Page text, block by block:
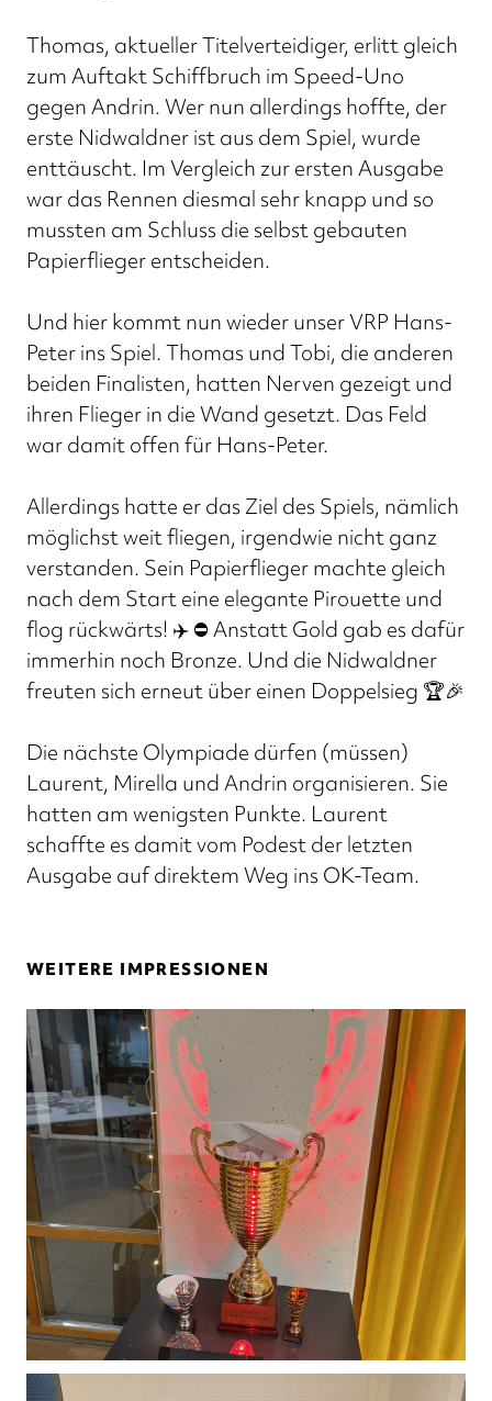
Thomas, aktueller Titelverteidiger, erlitt gleich
zum Auftakt Schiffbruch im Speed-Uno
gegen Andrin. Wer nun allerdings hoffte, der
erste Nidwaldner ist aus dem Spiel, wurde
enttäuscht. Im Vergleich zur ersten Ausgabe
war das Rennen diesmal sehr knapp und so
mussten am Schluss die selbst gebauten
Papierflieger entscheiden.
Und hier kommt nun wieder unser VRP Hans-
Peter ins Spiel. Thomas und Tobi, die anderen
beiden Finalisten, hatten Nerven gezeigt und
ihren Flieger in die Wand gesetzt. Das Feld
war damit offen für Hans-Peter.
Allerdings hatte er das Ziel des Spiels, nämlich
möglichst weit fliegen, irgendwie nicht ganz
verstanden. Sein Papierflieger machte gleich
nach dem Start eine elegante Pirouette und
flog rückwärts! ✈️ ⛔ Anstatt Gold gab es dafür
immerhin noch Bronze. Und die Nidwaldner
freuten sich erneut über einen Doppelsieg 🏆🎉
Die nächste Olympiade dürfen (müssen)
Laurent, Mirella und Andrin organisieren. Sie
hatten am wenigsten Punkte. Laurent
schaffte es damit vom Podest der letzten
Ausgabe auf direktem Weg ins OK-Team.
WEITERE IMPRESSIONEN